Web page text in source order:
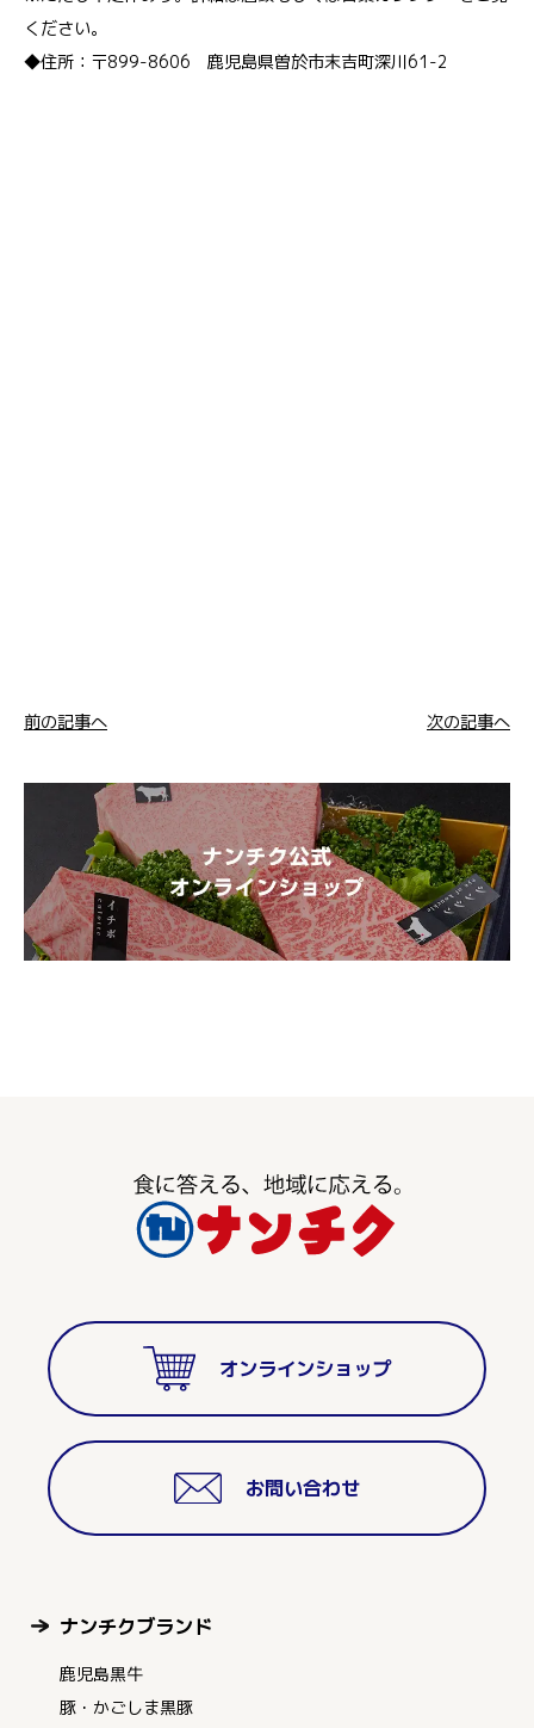
ください。
◆住所：〒899-8606 鹿児島県曽於市末吉町深川61-2
前の記事へ 次の記事へ
オンラインショップ
お問い合わせ
ナンチクブランド
鹿児島黒牛
豚・かごしま黒豚